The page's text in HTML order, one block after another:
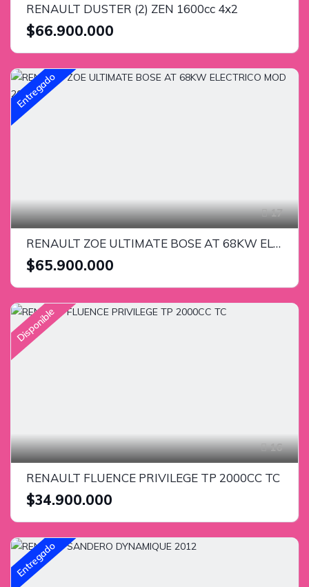
RENAULT DUSTER (2) ZEN 1600cc 4x2
$66.900.000
Entregado
17
RENAULT ZOE ULTIMATE BOSE AT 68KW ELECTRICO MOD 2020
$65.900.000
Disponible
16
RENAULT FLUENCE PRIVILEGE TP 2000CC TC
$34.900.000
Entregado